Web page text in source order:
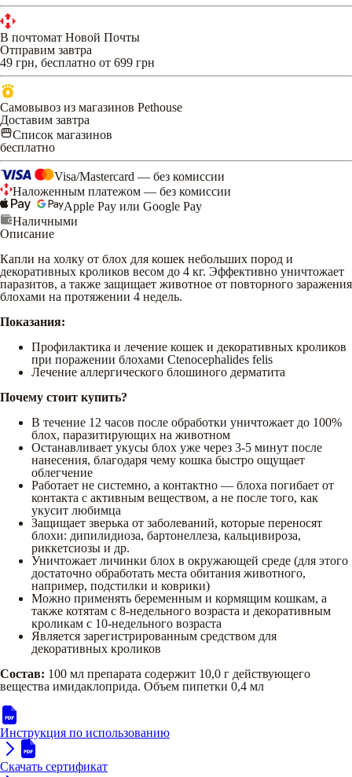
В почтомат Новой Почты
Отправим завтра
49 грн, бесплатно от 699 грн
Самовывоз из магазинов Pethouse
Доставим завтра
Список магазинов
бесплатно
Visa/Mastercard — без комиссии
Наложенным платежом — без комиссии
Apple Pay или Google Pay
Наличными
Описание
Капли на холку от блох для кошек небольших пород и
декоративных кроликов весом до 4 кг. Эффективно уничтожает
паразитов, а также защищает животное от повторного заражения
блохами на протяжении 4 недель.
Показания:
Профилактика и лечение кошек и декоративных кроликов
при поражении блохами Ctenocephalides felis
Лечение аллергического блошиного дерматита
Почему стоит купить?
В течение 12 часов после обработки уничтожает до 100%
блох, паразитирующих на животном
Останавливает укусы блох уже через 3-5 минут после
нанесения, благодаря чему кошка быстро ощущает
облегчение
Работает не системно, а контактно — блоха погибает от
контакта с активным веществом, а не после того, как
укусит любимца
Защищает зверька от заболеваний, которые переносят
блохи: дипилидиоза, бартонеллеза, кальцивироза,
риккетсиозы и др.
Уничтожает личинки блох в окружающей среде (для этого
достаточно обработать места обитания животного,
например, подстилки и коврики)
Можно применять беременным и кормящим кошкам, а
также котятам с 8-недельного возраста и декоративным
кроликам с 10-недельного возраста
Является зарегистрированным средством для
декоративных кроликов
Состав: 100 мл препарата содержит 10,0 г действующего
вещества имидаклоприда. Объем пипетки 0,4 мл
Инструкция по использованию
Скачать сертификат